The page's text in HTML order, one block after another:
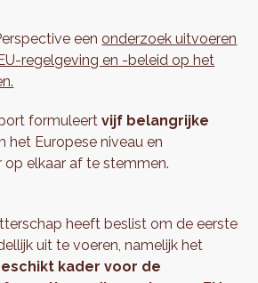
eenonderzoek uitvoeren
regelgeving en -beleid op het
formuleertvijf belangrijke
het Europese niveau en
elkaar af te stemmen.
heeft beslist om de eerste
uit te voeren, namelijk het
kader voor de